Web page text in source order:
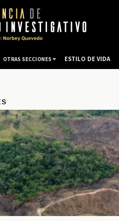
OTRAS SECCIONES ESTILO DE VIDA